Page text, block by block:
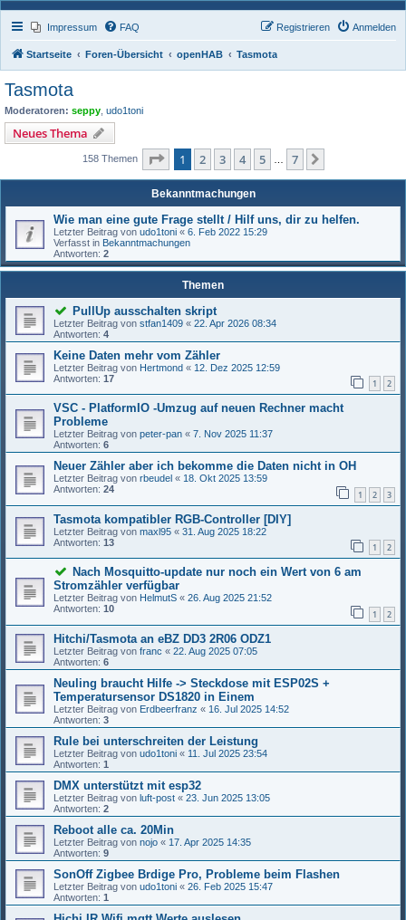
Impressum FAQ Anmelden
Registrieren
Startseite Foren-Übersicht openHAB Tasmota
Tasmota
Moderatoren: seppy udo1toni
Neues Thema
158 Themen Seite 1von
1 2 3 4 5 7
Bekanntmachungen
Wie man eine gute Frage stellt / Hilf uns, dir zu helfen.
Letzter Beitrag von udo1toni « 6. Feb 2022 15:29
Verfasst in Bekanntmachungen
Antworten: 2
Themen
PullUp ausschalten skript
Letzter Beitrag von stfan1409 « 22. Apr 2026 08:34
Antworten: 4
Keine Daten mehr vom Zähler
Letzter Beitrag von Hertmond « 12. Dez 2025 12:59
Antworten: 17 1 2
VSC - PlatformIO -Umzug auf neuen Rechner macht
Probleme
Letzter Beitrag von peter-pan « 7. Nov 2025 11:37
Antworten: 6
Neuer Zähler aber ich bekomme die Daten nicht in OH
Letzter Beitrag von rbeudel « 18. Okt 2025 13:59
Antworten: 24 1 2 3
Tasmota kompatibler RGB-Controller [DIY]
Letzter Beitrag von maxl95 « 31. Aug 2025 18:22
Antworten: 13 1 2
Nach Mosquitto-update nur noch ein Wert von 6 am
Stromzähler verfügbar
Letzter Beitrag von HelmutS « 26. Aug 2025 21:52
Antworten: 10 1 2
Hitchi/Tasmota an eBZ DD3 2R06 ODZ1
Letzter Beitrag von franc « 22. Aug 2025 07:05
Antworten: 6
Neuling braucht Hilfe -> Steckdose mit ESP02S +
Temperatursensor DS1820 in Einem
Letzter Beitrag von Erdbeerfranz « 16. Jul 2025 14:52
Antworten: 3
Rule bei unterschreiten der Leistung
Letzter Beitrag von udo1toni « 11. Jul 2025 23:54
Antworten: 1
DMX unterstützt mit esp32
Letzter Beitrag von luft-post « 23. Jun 2025 13:05
Antworten: 2
Reboot alle ca. 20Min
Letzter Beitrag von nojo « 17. Apr 2025 14:35
Antworten: 9
SonOff Zigbee Brdige Pro, Probleme beim Flashen
Letzter Beitrag von udo1toni « 26. Feb 2025 15:47
Antworten: 1